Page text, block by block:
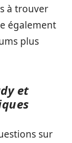
à trouver
également
plus
et
sur